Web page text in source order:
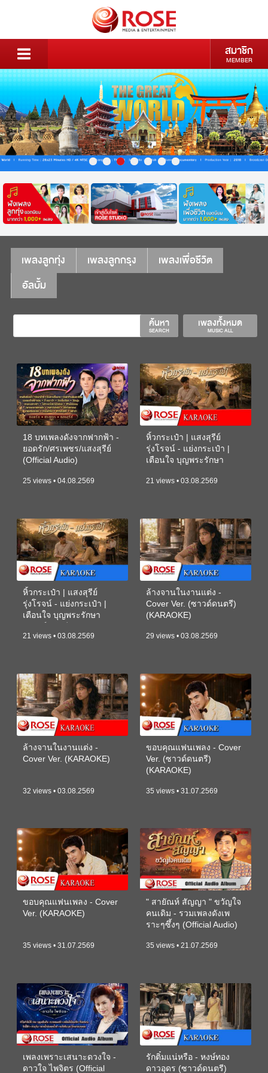
สมาชิก
MEMBER
เพลงลูกทุ่ง เพลงลูกกรุง
เพลงเพื่อชีวิต
อัลบั้ม
เพลงทั้งหมด
MUSIC ALL
ค้นหา
SEARCH
18 บทเพลงดังจากฟากฟ้า -
ยอดรัก/ศรเพชร/แสงสุรีย์
(Official Audio)
25 views • 04.08.2569
หิ้วกระเป๋า | แสงสุรีย์
รุ่งโรจน์ - แย่งกระเป๋า |
เตือนใจ บุญพระรักษา
21 views • 03.08.2569
หิ้วกระเป๋า | แสงสุรีย์
รุ่งโรจน์ - แย่งกระเป๋า |
เตือนใจ บุญพระรักษา
21 views • 03.08.2569
ล้างจานในงานแต่ง -
Cover Ver. (ซาวด์ดนตรี)
(KARAOKE)
29 views • 03.08.2569
ล้างจานในงานแต่ง -
Cover Ver. (KARAOKE)
32 views • 03.08.2569
ขอบคุณแฟนเพลง - Cover
Ver. (ซาวด์ดนตรี)
(KARAOKE)
35 views • 31.07.2569
ขอบคุณแฟนเพลง - Cover
Ver. (KARAOKE)
35 views • 31.07.2569
" สายัณห์ สัญญา " ขวัญใจ
คนเดิม - รวมเพลงดังเพ
ราะๆซึ้งๆ (Official Audio)
35 views • 21.07.2569
เพลงเพราะเสนาะดวงใจ -
ดาวใจ ไพจิตร (Official
รักติ๋มแน่หรือ - หงษ์ทอง
ดาวอุดร (ซาวด์ดนตรี)